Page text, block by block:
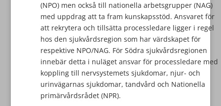
(NPO) men också till nationella arbetsgrupper (NAG)
med uppdrag att ta fram kunskapsstöd. Ansvaret för
att rekrytera och tillsätta processledare ligger i regel
hos den sjukvårdsregion som har värdskapet för
respektive NPO/NAG. För Södra sjukvårdsregionen
innebär detta i nuläget ansvar för processledare med
koppling till nervsystemets sjukdomar, njur- och
urinvägarnas sjukdomar, tandvård och Nationella
primärvårdsrådet (NPR).